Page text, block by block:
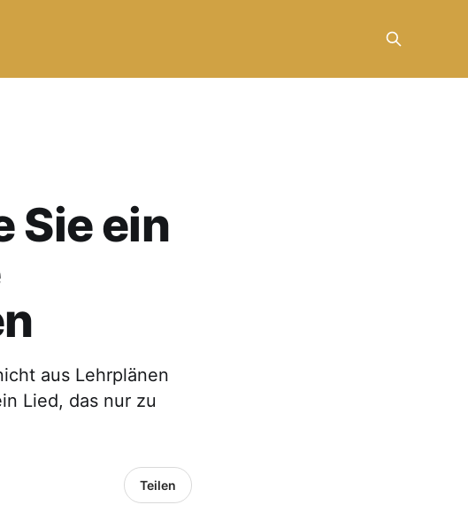
Sie ein
aus Lehrplänen
Lied, das nur zu
Teilen